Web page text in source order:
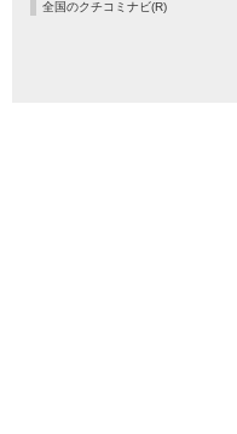
全国のクチコミナビ(R)